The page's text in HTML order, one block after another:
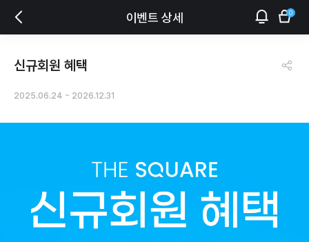
이벤트 상세 0
신규회원 혜택
2025.06.24 ~ 2026.12.31